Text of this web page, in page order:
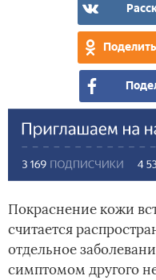
Покраснение кожи
считается
отдельное
симптомом другого